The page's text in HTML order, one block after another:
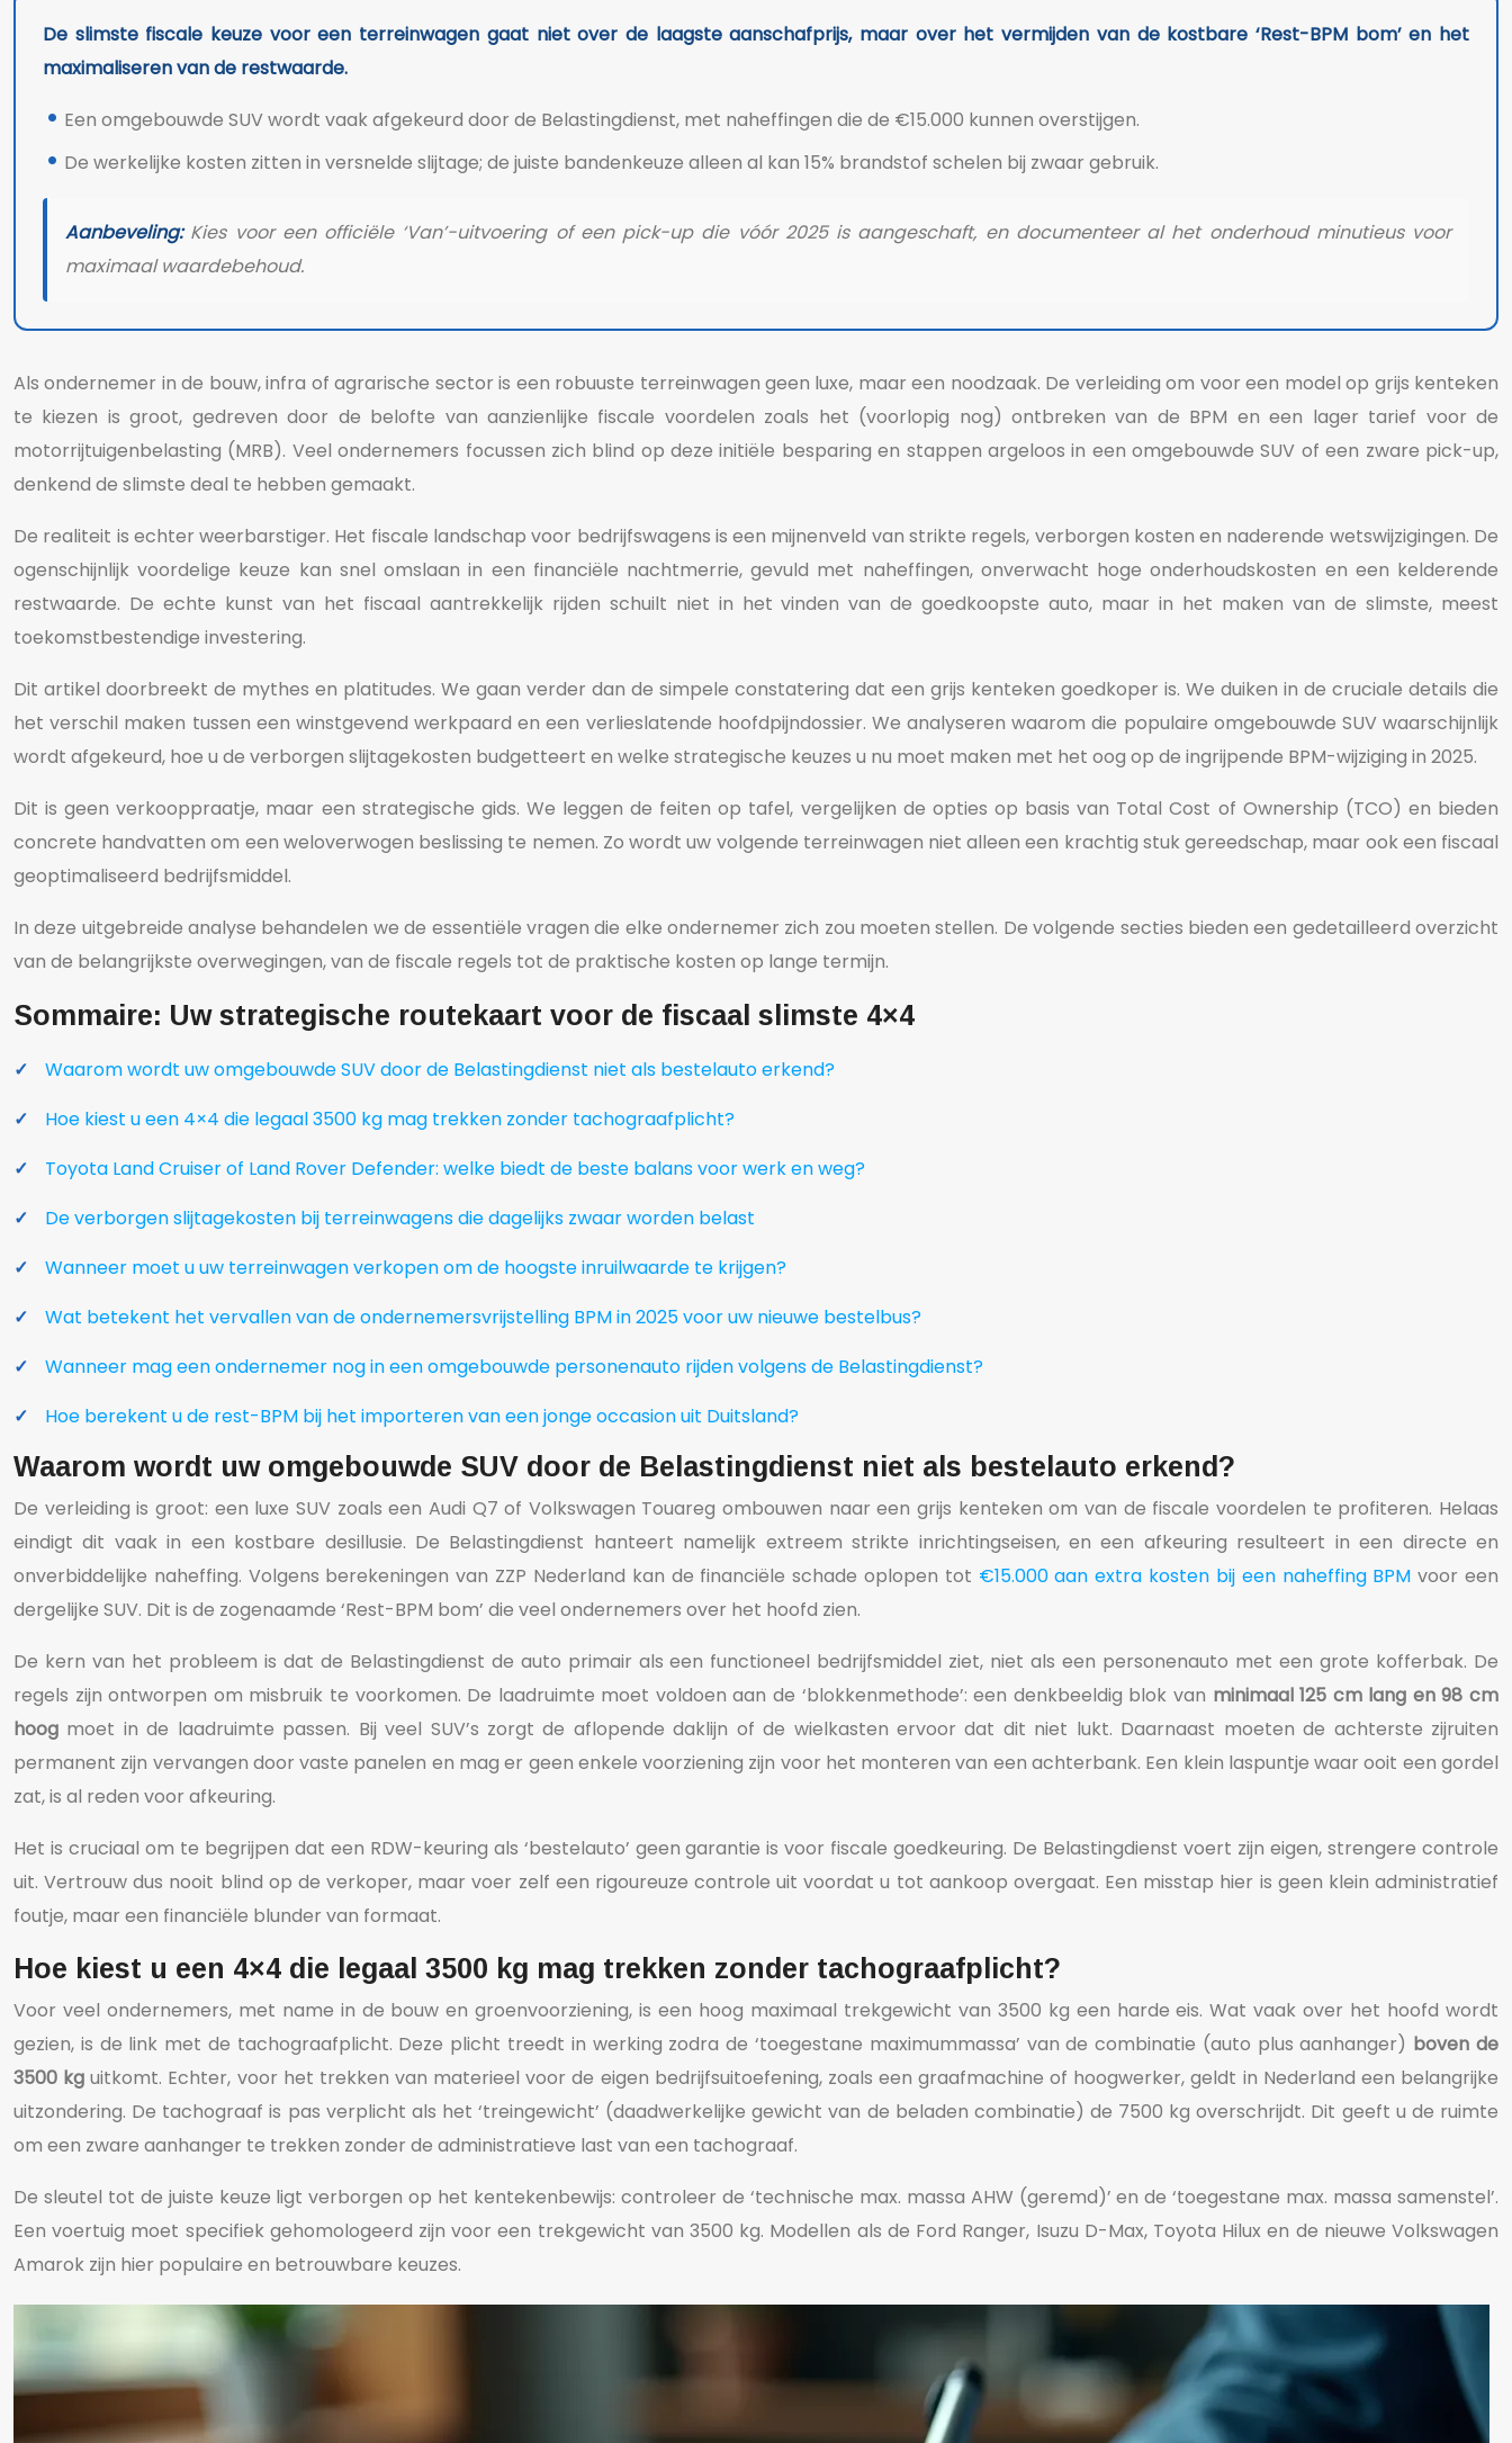
De slimste fiscale keuze voor een terreinwagen gaat niet over de laagste aanschafprijs, maar over het vermijden van de kostbare ‘Rest-BPM bom’ en het
maximaliseren van de restwaarde.
Een omgebouwde SUV wordt vaak afgekeurd door de Belastingdienst, met naheffingen die de €15.000 kunnen overstijgen.
De werkelijke kosten zitten in versnelde slijtage; de juiste bandenkeuze alleen al kan 15% brandstof schelen bij zwaar gebruik.
Aanbeveling:Kies voor een officiële ‘Van’-uitvoering of een pick-up die vóór 2025 is aangeschaft, en documenteer al het onderhoud minutieus voor
maximaal waardebehoud.
Als ondernemer in de bouw, infra of agrarische sector is een robuuste terreinwagen geen luxe, maar een noodzaak. De verleiding om voor een model op grijs kenteken
te kiezen is groot, gedreven door de belofte van aanzienlijke fiscale voordelen zoals het (voorlopig nog) ontbreken van de BPM en een lager tarief voor de
motorrijtuigenbelasting (MRB). Veel ondernemers focussen zich blind op deze initiële besparing en stappen argeloos in een omgebouwde SUV of een zware pick-up,
denkend de slimste deal te hebben gemaakt.
De realiteit is echter weerbarstiger. Het fiscale landschap voor bedrijfswagens is een mijnenveld van strikte regels, verborgen kosten en naderende wetswijzigingen. De
ogenschijnlijk voordelige keuze kan snel omslaan in een financiële nachtmerrie, gevuld met naheffingen, onverwacht hoge onderhoudskosten en een kelderende
restwaarde. De echte kunst van het fiscaal aantrekkelijk rijden schuilt niet in het vinden van de goedkoopste auto, maar in het maken van de slimste, meest
toekomstbestendige investering.
Dit artikel doorbreekt de mythes en platitudes. We gaan verder dan de simpele constatering dat een grijs kenteken goedkoper is. We duiken in de cruciale details die
het verschil maken tussen een winstgevend werkpaard en een verlieslatende hoofdpijndossier. We analyseren waarom die populaire omgebouwde SUV waarschijnlijk
wordt afgekeurd, hoe u de verborgen slijtagekosten budgetteert en welke strategische keuzes u nu moet maken met het oog op de ingrijpende BPM-wijziging in 2025.
Dit is geen verkooppraatje, maar een strategische gids. We leggen de feiten op tafel, vergelijken de opties op basis van Total Cost of Ownership (TCO) en bieden
concrete handvatten om een weloverwogen beslissing te nemen. Zo wordt uw volgende terreinwagen niet alleen een krachtig stuk gereedschap, maar ook een fiscaal
geoptimaliseerd bedrijfsmiddel.
In deze uitgebreide analyse behandelen we de essentiële vragen die elke ondernemer zich zou moeten stellen. De volgende secties bieden een gedetailleerd overzicht
van de belangrijkste overwegingen, van de fiscale regels tot de praktische kosten op lange termijn.
Sommaire: Uw strategische routekaart voor de fiscaal slimste 4×4
Waarom wordt uw omgebouwde SUV door de Belastingdienst niet als bestelauto erkend?
Hoe kiest u een 4×4 die legaal 3500 kg mag trekken zonder tachograafplicht?
Toyota Land Cruiser of Land Rover Defender: welke biedt de beste balans voor werk en weg?
De verborgen slijtagekosten bij terreinwagens die dagelijks zwaar worden belast
Wanneer moet u uw terreinwagen verkopen om de hoogste inruilwaarde te krijgen?
Wat betekent het vervallen van de ondernemersvrijstelling BPM in 2025 voor uw nieuwe bestelbus?
Wanneer mag een ondernemer nog in een omgebouwde personenauto rijden volgens de Belastingdienst?
Hoe berekent u de rest-BPM bij het importeren van een jonge occasion uit Duitsland?
Waarom wordt uw omgebouwde SUV door de Belastingdienst niet als bestelauto erkend?
De verleiding is groot: een luxe SUV zoals een Audi Q7 of Volkswagen Touareg ombouwen naar een grijs kenteken om van de fiscale voordelen te profiteren. Helaas
eindigt dit vaak in een kostbare desillusie. De Belastingdienst hanteert namelijk extreem strikte inrichtingseisen, en een afkeuring resulteert in een directe en
onverbiddelijke naheffing. Volgens berekeningen van ZZP Nederland kan de financiële schade oplopen tot €15.000 aan extra kosten bij een naheffing BPM voor een
dergelijke SUV. Dit is de zogenaamde ‘Rest-BPM bom’ die veel ondernemers over het hoofd zien.
De kern van het probleem is dat de Belastingdienst de auto primair als een functioneel bedrijfsmiddel ziet, niet als een personenauto met een grote kofferbak. De
regels zijn ontworpen om misbruik te voorkomen. De laadruimte moet voldoen aan de ‘blokkenmethode’: een denkbeeldig blok van minimaal 125 cm lang en 98 cm
hoog moet in de laadruimte passen. Bij veel SUV’s zorgt de aflopende daklijn of de wielkasten ervoor dat dit niet lukt. Daarnaast moeten de achterste zijruiten
permanent zijn vervangen door vaste panelen en mag er geen enkele voorziening zijn voor het monteren van een achterbank. Een klein laspuntje waar ooit een gordel
zat, is al reden voor afkeuring.
Het is cruciaal om te begrijpen dat een RDW-keuring als ‘bestelauto’ geen garantie is voor fiscale goedkeuring. De Belastingdienst voert zijn eigen, strengere controle
uit. Vertrouw dus nooit blind op de verkoper, maar voer zelf een rigoureuze controle uit voordat u tot aankoop overgaat. Een misstap hier is geen klein administratief
foutje, maar een financiële blunder van formaat.
Hoe kiest u een 4×4 die legaal 3500 kg mag trekken zonder tachograafplicht?
Voor veel ondernemers, met name in de bouw en groenvoorziening, is een hoog maximaal trekgewicht van 3500 kg een harde eis. Wat vaak over het hoofd wordt
gezien, is de link met de tachograafplicht. Deze plicht treedt in werking zodra de ‘toegestane maximummassa’ van de combinatie (auto plus aanhanger) boven de
3500 kg uitkomt. Echter, voor het trekken van materieel voor de eigen bedrijfsuitoefening, zoals een graafmachine of hoogwerker, geldt in Nederland een belangrijke
uitzondering. De tachograaf is pas verplicht als het ‘treingewicht’ (daadwerkelijke gewicht van de beladen combinatie) de 7500 kg overschrijdt. Dit geeft u de ruimte
om een zware aanhanger te trekken zonder de administratieve last van een tachograaf.
De sleutel tot de juiste keuze ligt verborgen op het kentekenbewijs: controleer de ‘technische max. massa AHW (geremd)’ en de ‘toegestane max. massa samenstel’.
Een voertuig moet specifiek gehomologeerd zijn voor een trekgewicht van 3500 kg. Modellen als de Ford Ranger, Isuzu D-Max, Toyota Hilux en de nieuwe Volkswagen
Amarok zijn hier populaire en betrouwbare keuzes.